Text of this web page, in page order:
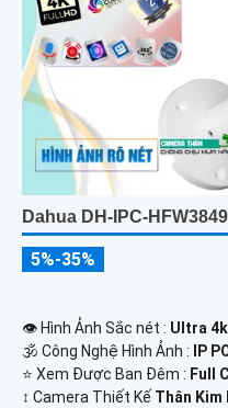
Dahua DH-IPC-
5%-35%
👁 Hình Ảnh Sắc nét : Ultra 4k
🕉️ Công Nghệ Hình Ảnh : IP
⭐ Xem Được Ban Đêm : Full
↕️ Camera Thiết Kế Thân Kim